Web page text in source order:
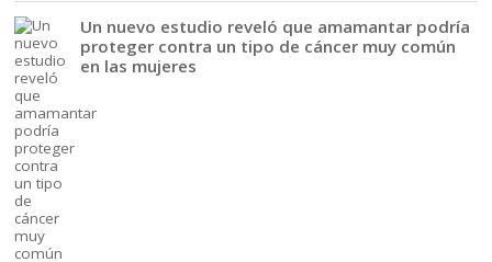
Un nuevo estudio reveló que amamantar podría
proteger contra un tipo de cáncer muy común
en las mujeres